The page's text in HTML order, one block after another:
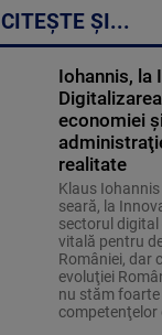
CITEȘTE ȘI...
Iohannis, la
economiei
realitate
Klaus
seară, la
sectorul
vitală pentru
României, dar
evoluţiei
nu stăm foarte
competenţelor